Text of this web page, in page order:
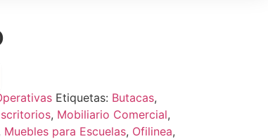
Etiquetas: Butacas,
, Mobiliario Comercial,
Muebles para Escuelas, Ofilinea,